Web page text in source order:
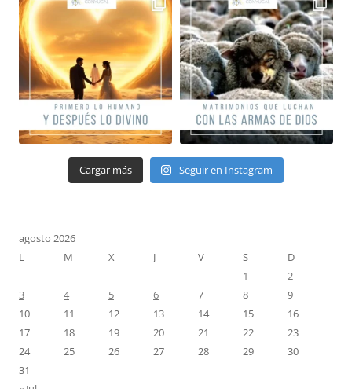
Cargar más Seguir en Instagram
agosto 2026
L
M X J V S
D
1
2
3
4 5 6 7 8
9
10
11 12 13 14 15
16
17
18 19 20 21 22
23
24
25 26 27 28 29
30
31